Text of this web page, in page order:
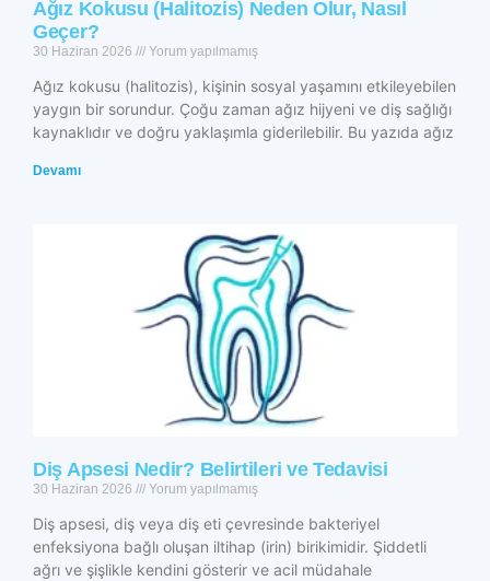
Ağız Kokusu (Halitozis) Neden Olur, Nasıl
Geçer?
30 Haziran 2026 Yorum yapılmamış
Ağız kokusu (halitozis), kişinin sosyal yaşamını etkileyebilen
yaygın bir sorundur. Çoğu zaman ağız hijyeni ve diş sağlığı
kaynaklıdır ve doğru yaklaşımla giderilebilir. Bu yazıda ağız
Devamı
Diş Apsesi Nedir? Belirtileri ve Tedavisi
30 Haziran 2026 Yorum yapılmamış
Diş apsesi, diş veya diş eti çevresinde bakteriyel
enfeksiyona bağlı oluşan iltihap (irin) birikimidir. Şiddetli
ağrı ve şişlikle kendini gösterir ve acil müdahale